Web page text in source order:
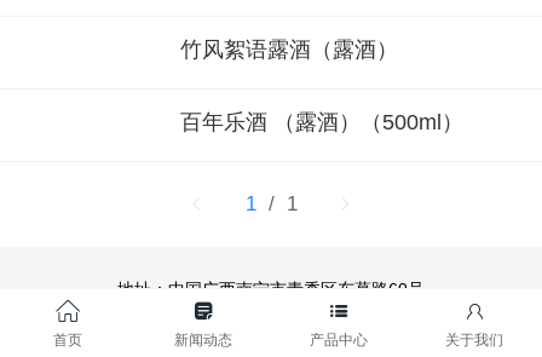
竹风絮语露酒（露酒）
百年乐酒 （露酒）（500ml）
1 / 1
地址：中国广西南宁市青秀区东葛路60号
电话：0771-5862051
0771-5863170
传真：0771-5855189
舆情举报电话：0771-5851566
首页 新闻动态 产品中心 关于我们